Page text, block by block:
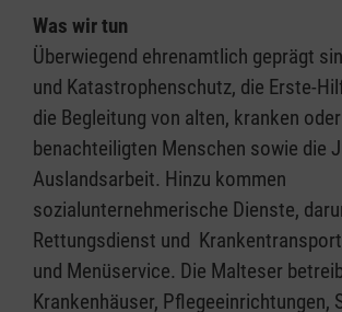
Was wir tun
Überwiegend ehrenamtlich geprägt
und Katastrophenschutz, die Erste-
die Begleitung von alten, kranken oder
benachteiligten Menschen sowie die
Auslandsarbeit. Hinzu kommen
sozialunternehmerische Dienste,
Rettungsdienst und
und Menüservice. Die Malteser
Krankenhäuser, Pflegeeinrichtungen,